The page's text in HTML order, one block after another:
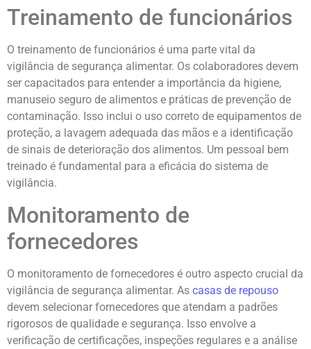
Treinamento de funcionários
O treinamento de funcionários é uma parte vital da
vigilância de segurança alimentar. Os colaboradores devem
ser capacitados para entender a importância da higiene,
manuseio seguro de alimentos e práticas de prevenção de
contaminação. Isso inclui o uso correto de equipamentos de
proteção, a lavagem adequada das mãos e a identificação
de sinais de deterioração dos alimentos. Um pessoal bem
treinado é fundamental para a eficácia do sistema de
vigilância.
Monitoramento de
fornecedores
O monitoramento de fornecedores é outro aspecto crucial da
vigilância de segurança alimentar. As casas de repouso
devem selecionar fornecedores que atendam a padrões
rigorosos de qualidade e segurança. Isso envolve a
verificação de certificações, inspeções regulares e a análise